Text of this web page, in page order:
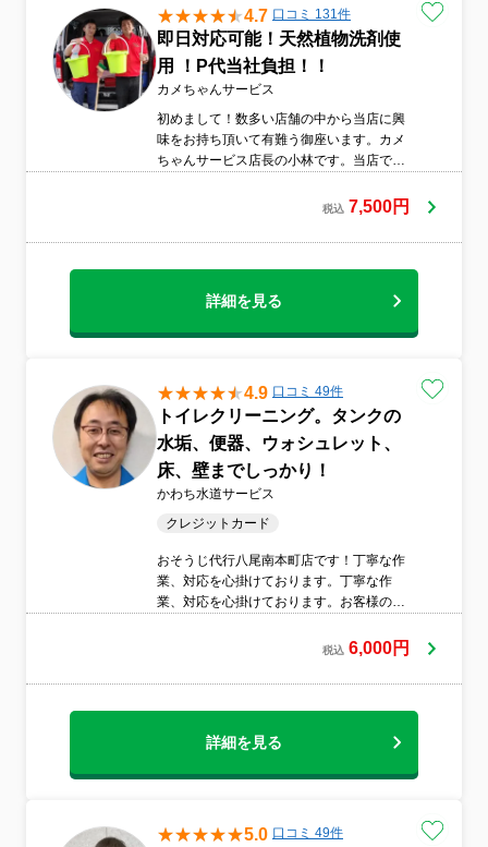
4.7 口コミ 131件
即日対応可能！天然植物洗剤使
用 ！P代当社負担！！
カメちゃんサービス
初めまして！数多い店舗の中から当店に興
味をお持ち頂いて有難う御座います。カメ
ちゃんサービス店長の小林です。当店で
により接客、マナー、身だしなみ等、お客
ております。一度きりではなく、末永くお
い致します。作業に関して、不安の事やご
税込 7,500円
詳細を見る
4.9 口コミ 49件
トイレクリーニング。タンクの
水垢、便器、ウォシュレット、
床、壁までしっかり！
かわち水道サービス
クレジットカード
おそうじ代行八尾南本町店です！丁寧な作
業、対応を心掛けております。丁寧な作
業、対応を心掛けております。お客様のご
策★非喫煙★スリッパ持参★安心の損害保
税込 6,000円
詳細を見る
5.0 口コミ 49件